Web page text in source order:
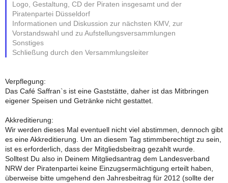
Logo, Gestaltung, CD der Piraten insgesamt und der
Piratenpartei Düsseldorf
Informationen und Diskussion zur nächsten KMV, zur
Vorstandswahl und zu Aufstellungsversammlungen
Sonstiges
Schließung durch den Versammlungsleiter
Verpflegung:
Das Café Saffran`s ist eine Gaststätte, daher ist das Mitbringen
eigener Speisen und Getränke nicht gestattet.
Akkreditierung:
Wir werden dieses Mal eventuell nicht viel abstimmen, dennoch gibt
es eine Akkreditierung. Um an diesem Tag stimmberechtigt zu sein,
ist es erforderlich, dass der Mitgliedsbeitrag gezahlt wurde.
Solltest Du also in Deinem Mitgliedsantrag dem Landesverband
NRW der Piratenpartei keine Einzugsermächtigung erteilt haben,
überweise bitte umgehend den Jahresbeitrag für 2012 (sollte der